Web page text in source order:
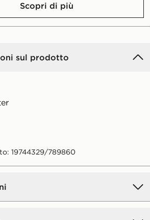
Scopri di più
sul prodotto
19744329/789860